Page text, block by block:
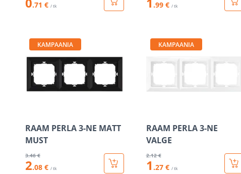
.71 € / tk .99 € / tk
KAMPAANIA
RAAM PERLA 3-NE MATT
MUST
3.46 €
2.08 € / tk
KAMPAANIA
RAAM PERLA 3-NE
VALGE
2.12 €
1 .27 € / tk